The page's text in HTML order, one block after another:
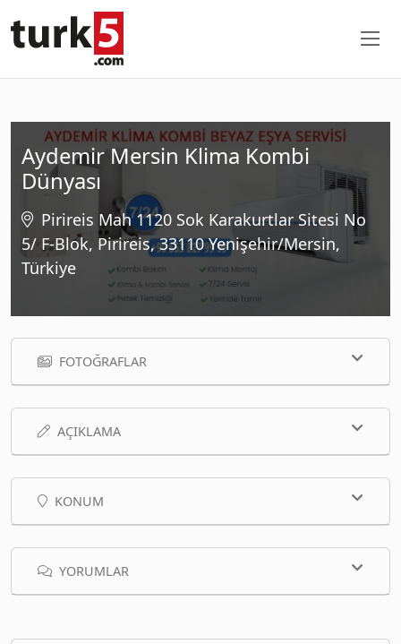
Aydemir Mersin Klima Kombi
Dünyası
Pirireis Mah 1120 Sok Karakurtlar Sitesi No
5/ F-Blok, Pirireis, 33110 Yenişehir/Mersin,
Türkiye
FOTOĞRAFLAR
AÇIKLAMA
KONUM
YORUMLAR